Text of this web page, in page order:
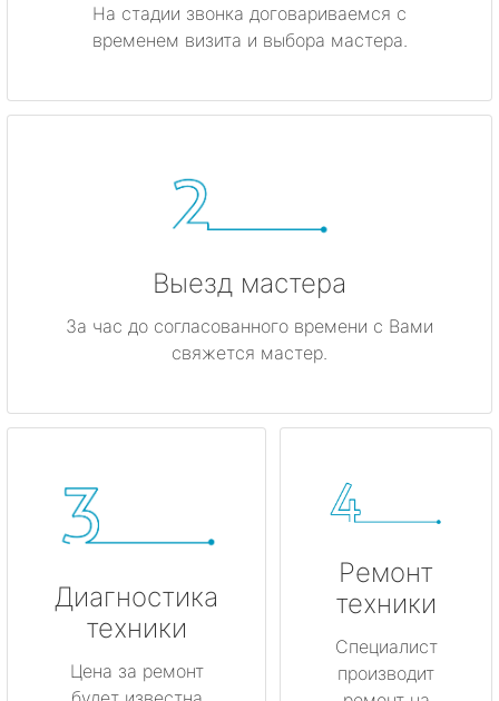
На стадии звонка договариваемся с
временем визита и выбора мастера.
Выезд мастера
За час до согласованного времени с Вами
свяжется мастер.
Диагностика
техники
Цена за ремонт
Ремонт
техники
Специалист
производит